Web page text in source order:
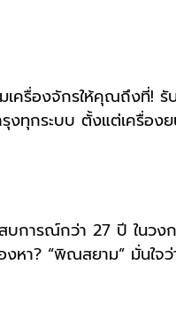
เครื่องจักรให้คุณถึง
งทุกระบบ ตั้งแต่เครื่
การณ์กว่า 27 ปี ในว
หา? “พิณสยาม” มั่นใ